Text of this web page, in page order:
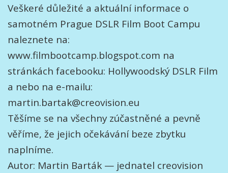
Veškeré důležité a aktuální informace o
samotném Prague DSLR Film Boot Campu
naleznete na:
www.filmbootcamp.blogspot.com na
stránkách facebooku: Hollywoodský DSLR Film
a nebo na e-mailu:
martin.bartak@creovision.eu
Těšíme se na všechny zúčastněné a pevně
věříme, že jejich očekávání beze zbytku
naplníme.
Autor: Martin Barták — jednatel creovision